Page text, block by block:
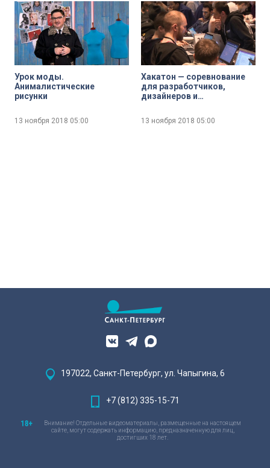
Урок моды.
Анималистические
рисунки
13 ноября 2018 05:00
Хакатон — соревнование
для разработчиков,
дизайнеров и
13 ноября 2018 05:00
197022, Санкт-Петербург, ул. Чапыгина, 6
+7 (812) 335-15-71
Внимание! Отдельные видеоматериалы, размещенные на настоящем
сайте, могут содержать информацию, предназначенную для лиц,
достигших 18 лет.